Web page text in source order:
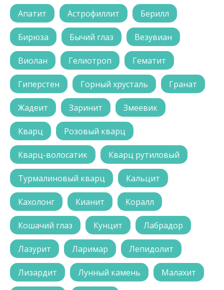
Апатит Астрофиллит Берилл
Бирюза Бычий глаз Везувиан
Виолан Гелиотроп Гематит
Гиперстен Горный хрусталь Гранат
Жадеит Заринит Змеевик
Кварц Розовый кварц
Кварц-волосатик Кварц рутиловый
Турмалиновый кварц Кальцит
Кахолонг Кианит Коралл
Кошачий глаз Кунцит Лабрадор
Лазурит Ларимар Лепидолит
Лизардит Лунный камень Малахит